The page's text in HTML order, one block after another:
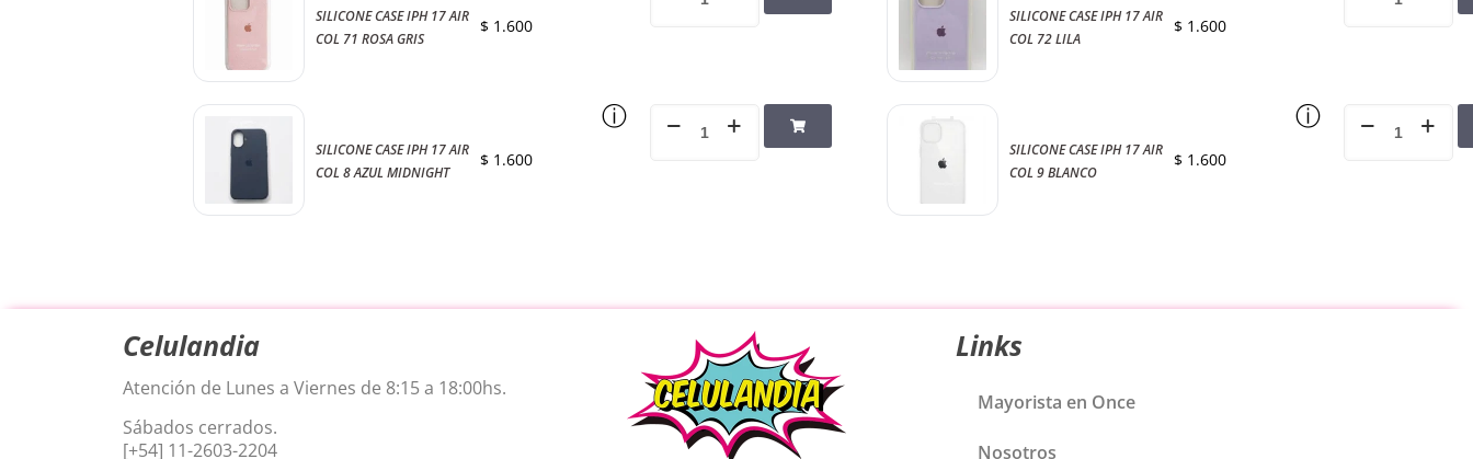
SILICONE CASE IPH 17 AIR
COL 71 ROSA GRIS
$1.600
SILICONE CASE IPH 17 AIR
COL 72 LILA
$1.600
SILICONE CASE IPH 17 AIR
COL 8 AZUL MIDNIGHT
$1.600
ⓘ
SILICONE CASE IPH 17 AIR
COL 9 BLANCO
$1.600
ⓘ
Celulandia
Atención de Lunes a Viernes de 8:15 a 18:00hs.
Sábados cerrados.
[+54] 11-2603-2204
Links
Mayorista en Once
Nosotros